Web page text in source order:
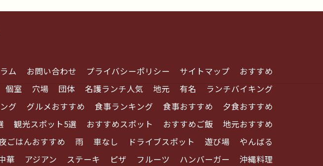
ム お問い合わせ プライバシーポリシー サイトマップ
おすすめ
個室 穴場 団体 名護ランチ人気 地元 有名
ランチバイキング
グ グルメおすすめ 食事ランキング 食事おすすめ
夕食おすすめ
観光スポット5選 おすすめスポット おすすめご飯
地元おすすめ
ごはんおすすめ 雨 車なし ドライブスポット 遊び場
やんばる
華 アジアン ステーキ ピザ フルーツ ハンバーガー 沖縄料理